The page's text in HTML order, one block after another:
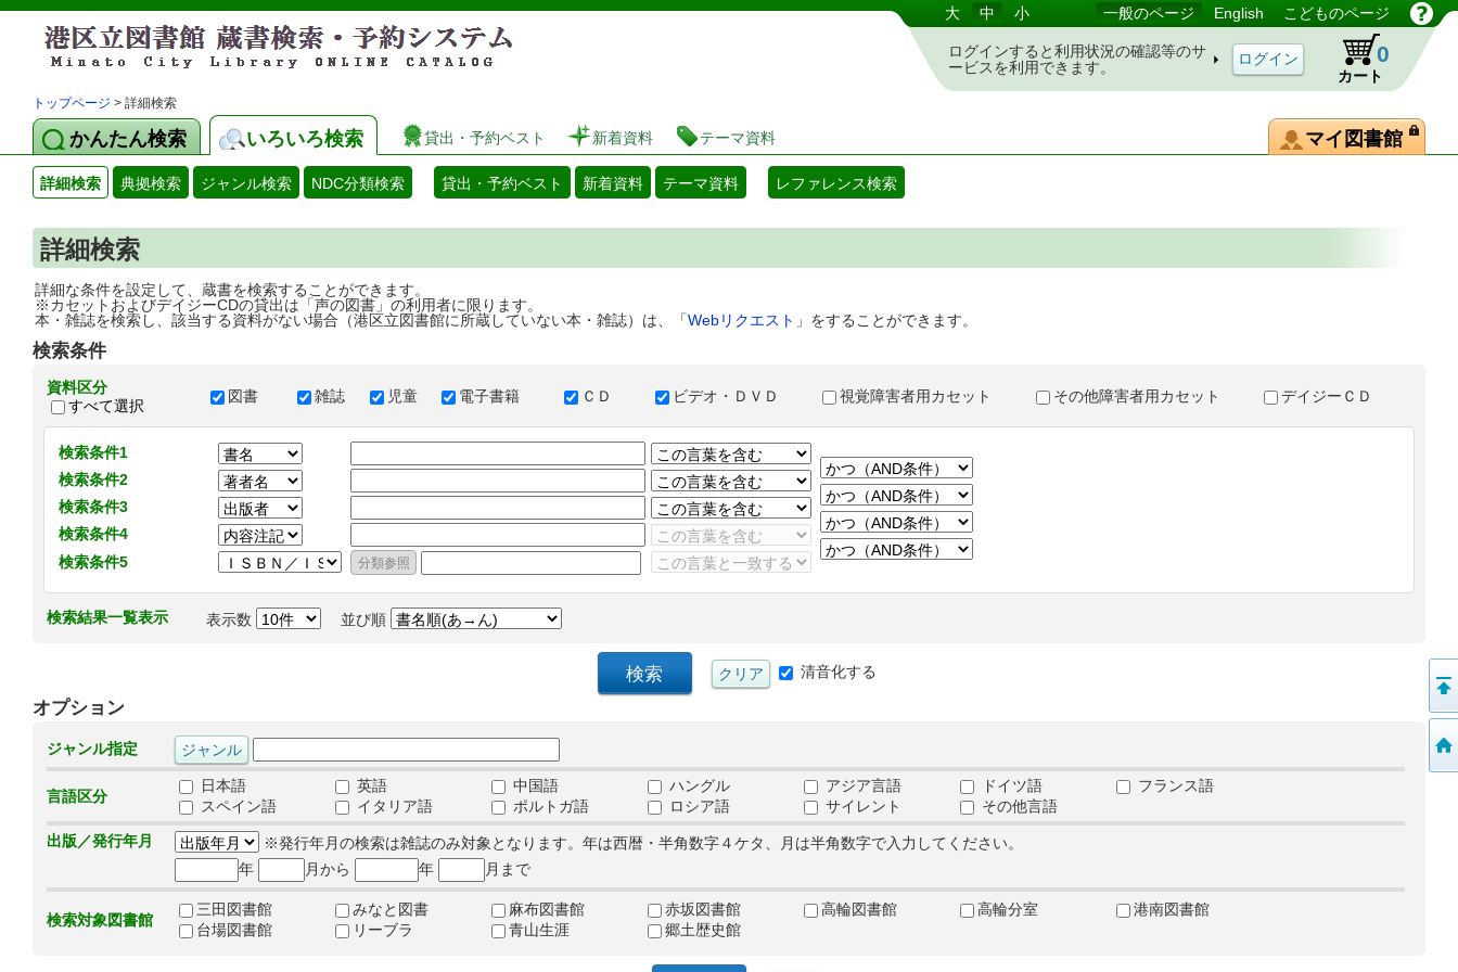
港区立図書館 蔵書検索・予約システム 大 中 小 一般のページ English こどものページ
ログインすると利用状況の確認等のサ
ービスを利用できます。
カート
0
トップページ > 詳細検索
かんたん検索 いろいろ検索 貸出・予約ベスト 新着資料 テーマ資料 マイ図書館
詳細検索 典拠検索 ジャンル検索 NDC分類検索 貸出・予約ベスト 新着資料 テーマ資料 レファレンス検索
詳細検索
詳細な条件を設定して、蔵書を検索することができます。
※カセットおよびデイジーCDの貸出は「声の図書」の利用者に限ります。
本・雑誌を検索し、該当する資料がない場合（港区立図書館に所蔵していない本・雑誌）は、「Webリクエスト 」をすることができます。
検索条件
資料区分
すべて選択
図書 雑誌 児童 電子書籍 ＣＤ ビデオ・ＤＶＤ 視覚障害者用カセット その他障害者用カセット デイジーＣＤ
検索条件1
検索条件2
検索条件3
検索条件4
検索条件5
検索結果一覧表示 表示数 並び順
清音化する
オプション
ジャンル指定
言語区分
日本語 英語 中国語 ハングル アジア言語 ドイツ語
フランス語
スペイン語
イタリア語 ポルトガ語 ロシア語 サイレント
その他言語
出版／発行年月
※発行年月の検索は雑誌のみ対象となります。年は西暦・半角数字４ケタ、月は半角数字で入力してください。
年
月から 年 月まで
検索対象図書館
三田図書館 みなと図書 麻布図書館 赤坂図書館 高輪図書館 高輪分室
港南図書館
台場図書館
リーブラ 青山生涯 郷土歴史館